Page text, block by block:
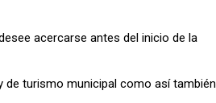
acercarse antes del inicio de la
de turismo municipal como así también